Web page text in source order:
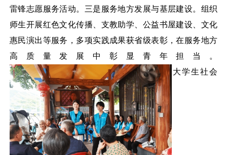
雷锋志愿服务活动。三是服务地方发展与基层建设。组织
师生开展红色文化传播、支教助学、公益书屋建设、文化
惠民演出等服务，多项实践成果获省级表彰，在服务地方
高质量发展中彰显青年担当。
大学生社会